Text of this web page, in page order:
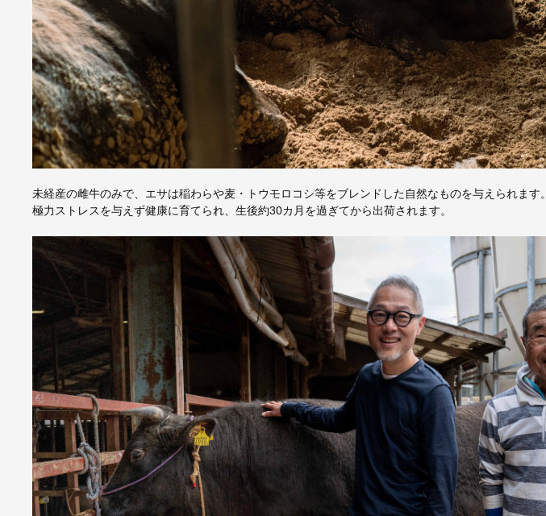
未経産の雌牛のみで、エサは稲わらや麦・トウモロコシ等をブレンドした自然なものを与えられます。
極力ストレスを与えず健康に育てられ、生後約30カ月を過ぎてから出荷されます。